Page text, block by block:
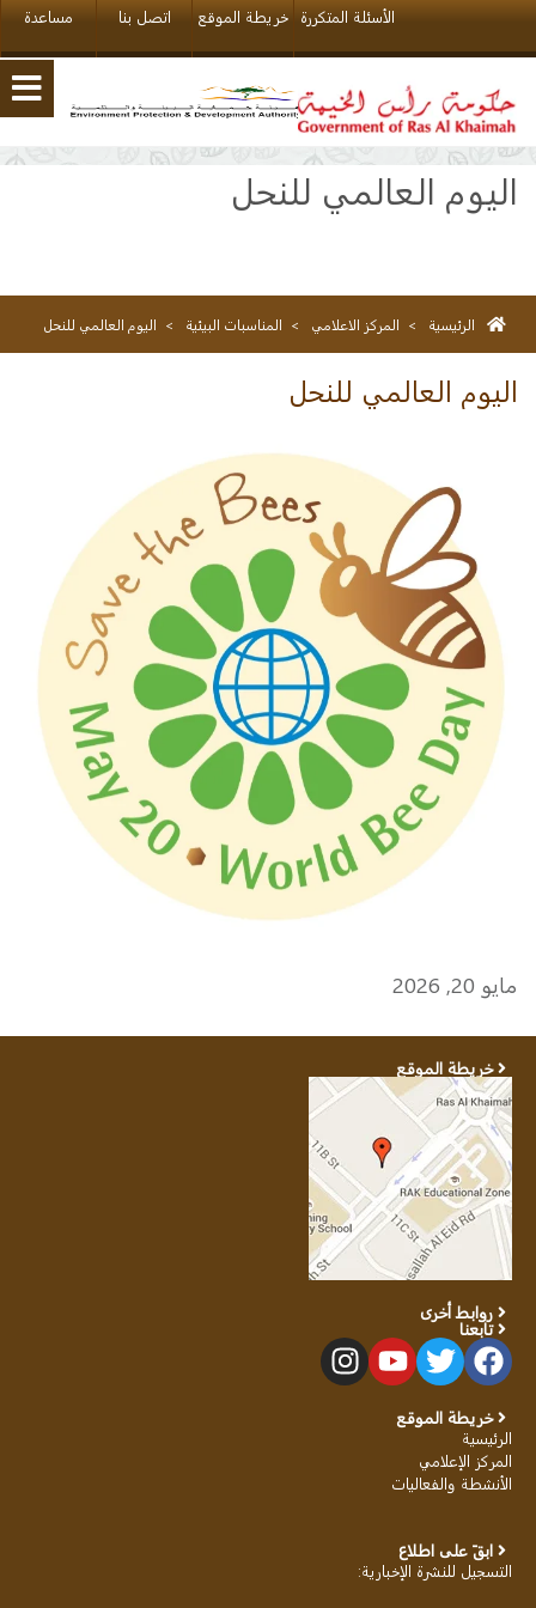
مساعدة اتصل بنا خريطة الموقع الأسئلة المتكررة
اليوم العالمي للنحل
الرئيسية > المركز الاعلامي > المناسبات البيئية > اليوم العالمي للنحل
اليوم العالمي للنحل
مايو 20, 2026
ابقَ على اطلاع
التسجيل للنشرة الإخبارية:
خريطة الموقع
الرئيسية
المركز الإعلامي
الأنشطة والفعاليات
روابط أخرى
تابعنا
خريطة الموقع